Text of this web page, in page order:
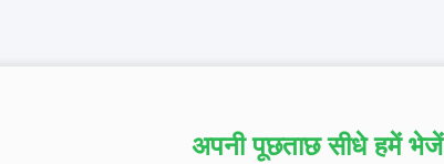
अपनी पूछताछ सीधे हमें भेजें